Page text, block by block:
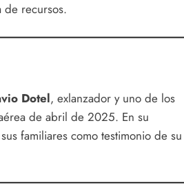
de recursos.
Dotel, exlanzador y uno de los
de abril de 2025. En su
familiares como testimonio de su